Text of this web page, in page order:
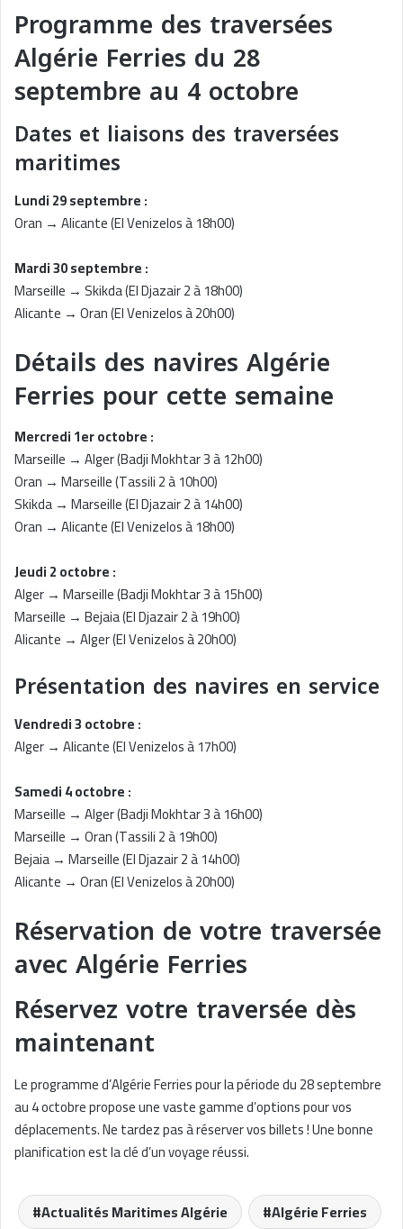
Programme des traversées
Algérie Ferries du 28
septembre au 4 octobre
Dates et liaisons des traversées
maritimes
Lundi 29 septembre :
Oran → Alicante (El Venizelos à 18h00)
Mardi 30 septembre :
Marseille → Skikda (El Djazair 2 à 18h00)
Alicante → Oran (El Venizelos à 20h00)
Détails des navires Algérie
Ferries pour cette semaine
Mercredi 1er octobre :
Marseille → Alger (Badji Mokhtar 3 à 12h00)
Oran → Marseille (Tassili 2 à 10h00)
Skikda → Marseille (El Djazair 2 à 14h00)
Oran → Alicante (El Venizelos à 18h00)
Jeudi 2 octobre :
Alger → Marseille (Badji Mokhtar 3 à 15h00)
Marseille → Bejaia (El Djazair 2 à 19h00)
Alicante → Alger (El Venizelos à 20h00)
Présentation des navires en service
Vendredi 3 octobre :
Alger → Alicante (El Venizelos à 17h00)
Samedi 4 octobre :
Marseille → Alger (Badji Mokhtar 3 à 16h00)
Marseille → Oran (Tassili 2 à 19h00)
Bejaia → Marseille (El Djazair 2 à 14h00)
Alicante → Oran (El Venizelos à 20h00)
Réservation de votre traversée
avec Algérie Ferries
Réservez votre traversée dès
maintenant
Le programme d’Algérie Ferries pour la période du 28 septembre
au 4 octobre propose une vaste gamme d’options pour vos
déplacements. Ne tardez pas à réserver vos billets ! Une bonne
planification est la clé d’un voyage réussi.
Actualités Maritimes Algérie Algérie Ferries